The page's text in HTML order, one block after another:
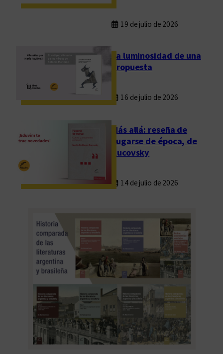
19 de julio de 2026
La luminosidad de una
propuesta
16 de julio de 2026
Más allá: reseña de
Fugarse de época, de
Rucovsky
14 de julio de 2026